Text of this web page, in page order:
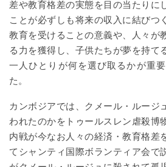
差や教育格差の実態を目の当たりに
ことが必ずしも将来の収入に結びつ
教育を受けることの意義や、人々が
る力を獲得し、子供たちが夢を持て
一人ひとりが何を選び取るかが重
た。
カンボジアでは、クメール・ルージ
われたのかをトゥールスレン虐殺博
内戦が今なお人々の経済・教育格差
てシャンティ国際ボランティア会で